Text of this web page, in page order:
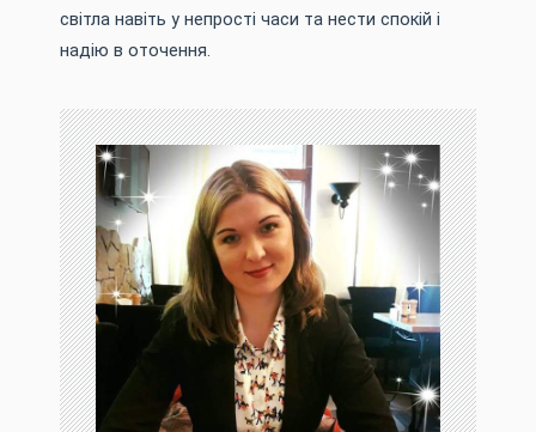
світла навіть у непрості часи та нести спокій і
надію в оточення.